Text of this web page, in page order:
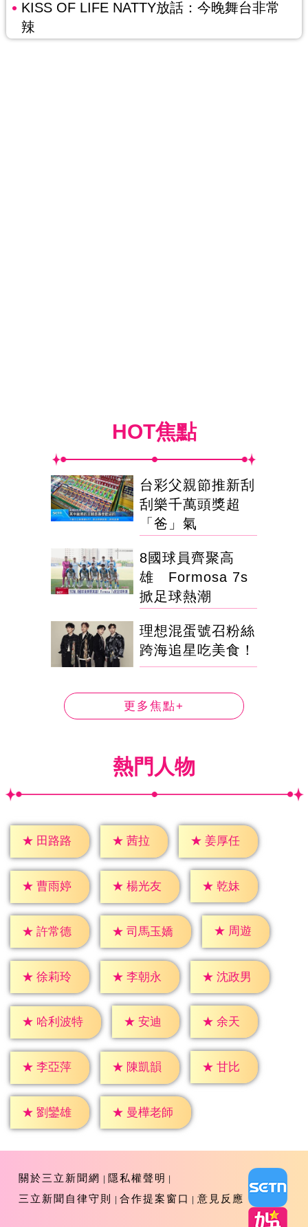
KISS OF LIFE NATTY放話：今晚舞台非常
辣
HOT焦點
台彩父親節推新刮
刮樂千萬頭獎超
「爸」氣
8國球員齊聚高
雄 Formosa 7s
掀足球熱潮
理想混蛋號召粉絲
跨海追星吃美食！
更多焦點+
熱門人物
★ 田路路 ★ 茜拉 ★ 姜厚任
★ 曹雨婷 ★ 楊光友 ★ 乾妹
★ 許常德 ★ 司馬玉嬌 ★ 周遊
★ 徐莉玲 ★ 李朝永 ★ 沈政男
★ 哈利波特 ★ 安迪 ★ 余天
★ 李亞萍 ★ 陳凱韻 ★ 甘比
★ 劉鑾雄 ★ 曼樺老師
關於三立新聞網
隱私權聲明
三立新聞自律守則
合作提案窗口 意見反應